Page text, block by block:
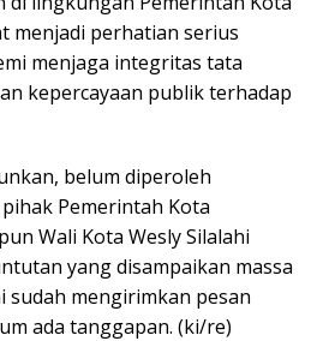
menjadi perhatian serius
menjaga integritas tata
kepercayaan publik terhadap
belum diperoleh
Pemerintah Kota
Wali Kota Wesly Silalahi
yang disampaikan massa
sudah mengirimkan pesan
ada tanggapan. (ki/re)